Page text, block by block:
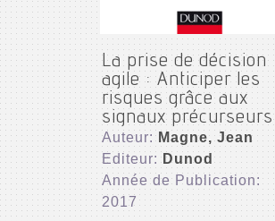
La prise de décision
agile : Anticiper les
risques grâce aux
signaux précurseurs
Auteur: Magne, Jean
Editeur: Dunod
Année de Publication:
2017